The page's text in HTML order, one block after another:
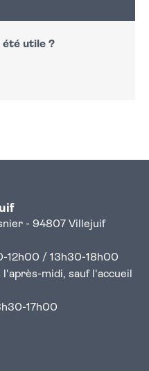
été utile ?
- 94807 Villejuif
12h00 / 13h30-18h00
midi, sauf l'accueil
17h00